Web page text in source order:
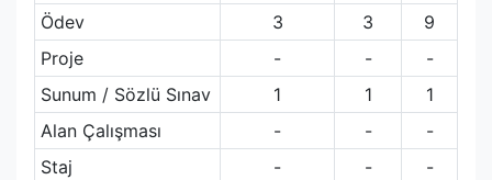
Ödev
3 3
9
Proje
- -
-
Sunum / Sözlü Sınav
1 1
1
Alan Çalışması
- -
-
Staj
- -
-